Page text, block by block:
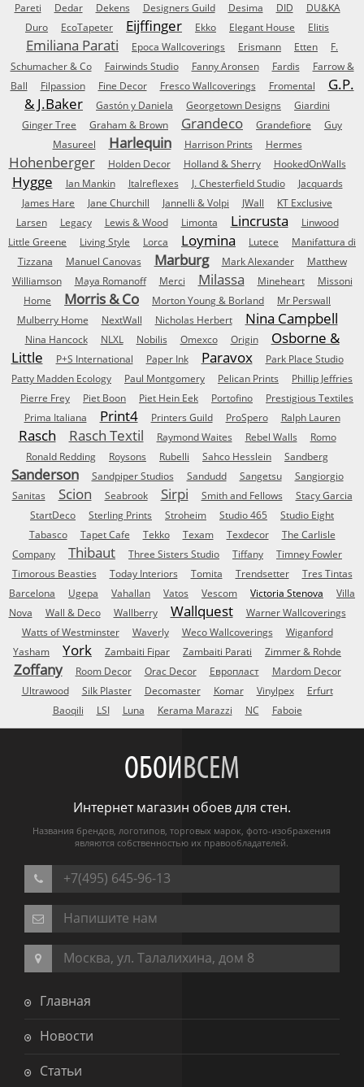
Pareti
Dedar Dekens Designers Guild Desima DID
DU&KA
Duro
EcoTapeter Eijffinger Ekko Elegant House Elitis
Emiliana Parati Epoca Wallcoverings Erismann Etten
F.
Schumacher & Co
Fairwinds Studio Fanny Aronsen Fardis
Farrow &
Ball
Filpassion Fine Decor Fresco Wallcoverings Fromental
G.P.
& J.Baker
Gastón y Daniela Georgetown Designs
Giardini
Ginger Tree
Graham & Brown Grandeco Grandefiore
Guy
Masureel
Harlequin Harrison Prints Hermes
Hohenberger Holden Decor Holland & Sherry HookedOnWalls
Hygge Ian Mankin Italreflexes J. Chesterfield Studio
Jacquards
James Hare
Jane Churchill Jannelli & Volpi JWall
KT Exclusive
Larsen
Legacy Lewis & Wood Limonta Lincrusta
Linwood
Little Greene
Living Style Lorca Loymina Lutece
Manifattura di
Tizzana
Manuel Canovas Marburg Mark Alexander
Matthew
Williamson
Maya Romanoff Merci Milassa Mineheart
Missoni
Home
Morris & Co Morton Young & Borland
Mr Perswall
Mulberry Home
NextWall Nicholas Herbert Nina Campbell
Nina Hancock NLXL Nobilis Omexco Origin
Osborne &
Little
P+S International Paper Ink Paravox
Park Place Studio
Patty Madden Ecology
Paul Montgomery Pelican Prints
Phillip Jeffries
Pierre Frey
Piet Boon Piet Hein Eek Portofino
Prestigious Textiles
Prima Italiana
Print4 Printers Guild ProSpero Ralph Lauren
Rasch Rasch Textil Raymond Waites Rebel Walls
Romo
Ronald Redding
Roysons Rubelli Sahco Hesslein Sandberg
Sanderson Sandpiper Studios Sandudd Sangetsu
Sangiorgio
Sanitas
Scion Seabrook Sirpi Smith and Fellows
Stacy Garcia
StartDeco
Sterling Prints Stroheim Studio 465
Studio Eight
Tabasco
Tapet Cafe Tekko Texam Texdecor
The Carlisle
Company
Thibaut Three Sisters Studio Tiffany
Timney Fowler
Timorous Beasties
Today Interiors Tomita Trendsetter
Tres Tintas
Barcelona
Ugepa Vahallan Vatos Vescom Victoria Stenova
Villa
Nova
Wall & Deco Wallberry Wallquest
Warner Wallcoverings
Watts of Westminster
Waverly Weco Wallcoverings
Wiganford
Yasham
York Zambaiti Fipar Zambaiti Parati Zimmer & Rohde
Zoffany Room Decor Orac Decor Европласт
Mardom Decor
Ultrawood
Silk Plaster Decomaster Komar Vinylpex
Erfurt
Baoqili
LSI Luna Kerama Marazzi NC Faboie
ОБОИВСЕМ
Интернет магазин обоев для стен.
Названия брендов, логотипов, торговых марок, фото-изображения
являются собственностью их правообладателей.
+7(495) 645-96-13
Напишите нам
Москва, ул. Талалихина, дом 8
Главная
Новости
Статьи